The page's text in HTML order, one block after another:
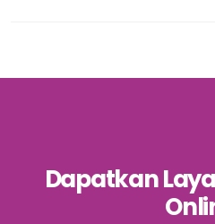
Dapatkan